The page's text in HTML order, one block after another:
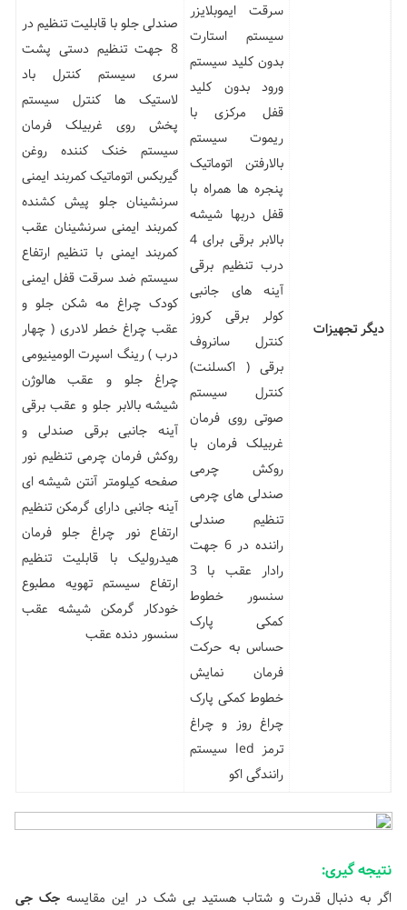
دیگر تجهیزات
سرقت ایموبلایزر
سیستم استارت
بدون کلید سیستم
ورود بدون کلید
قفل مرکزی با
ریموت سیستم
بالارفتن اتوماتیک
پنجره ها همراه با
قفل دربها شیشه
بالابر برقی برای 4
درب تنظیم برقی
آینه های جانبی
کولر برقی کروز
کنترل سانروف
برقی ( اکسلنت)
کنترل سیستم
صوتی روی فرمان
غربیلک فرمان با
روکش چرمی
صندلی های چرمی
تنظیم صندلی
راننده در 6 جهت
رادار عقب با 3
سنسور خطوط
کمکی پارک
حساس به حرکت
فرمان نمایش
خطوط کمکی پارک
چراغ روز و چراغ
ترمز led سیستم
رانندگی اکو
صندلی جلو با قابلیت تنظیم در
8 جهت تنظیم دستی پشت
سری سیستم کنترل باد
لاستیک ها کنترل سیستم
پخش روی غربیلک فرمان
سیستم خنک کننده روغن
گیربکس اتوماتیک کمربند ایمنی
سرنشینان جلو پیش کشنده
کمربند ایمنی سرنشینان عقب
کمربند ایمنی با تنظیم ارتفاع
سیستم ضد سرقت قفل ایمنی
کودک چراغ مه شکن جلو و
عقب چراغ خطر لادری ( چهار
درب ) رینگ اسپرت الومینیومی
چراغ جلو و عقب هالوژن
شیشه بالابر جلو و عقب برقی
آینه جانبی برقی صندلی و
روکش فرمان چرمی تنظیم نور
صفحه کیلومتر آنتن شیشه ای
آینه جانبی دارای گرمکن تنظیم
ارتفاع نور چراغ جلو فرمان
هیدرولیک با قابلیت تنظیم
ارتفاع سیستم تهویه مطبوع
خودکار گرمکن شیشه عقب
سنسور دنده عقب
نتیجه گیری:
اگر به دنبال قدرت و شتاب هستید بی شک در این مقایسهجک جی